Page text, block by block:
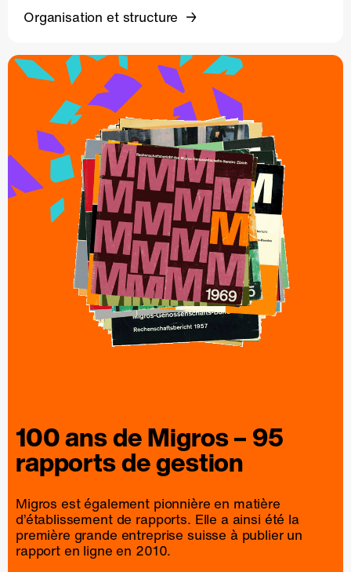
Organisation et structure
100 ans deMigros– 95
rapportsdegestion
Migros est également pionnière en matière
d’établissement de rapports. Elle a ainsi été la
première grande entreprise suisse à publier un
rapport en ligne en 2010.